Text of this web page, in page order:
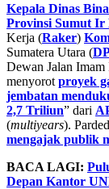
Kepala Dinas
Provinsi Sumut Ir
Kerja (Raker)
Sumatera Utara (
Dewan Jalan
menyorot proyek
jembatan
2,7 Triliun” dari
(multiyears).
mengajak publik
BACA LAGI:
Depan Kantor